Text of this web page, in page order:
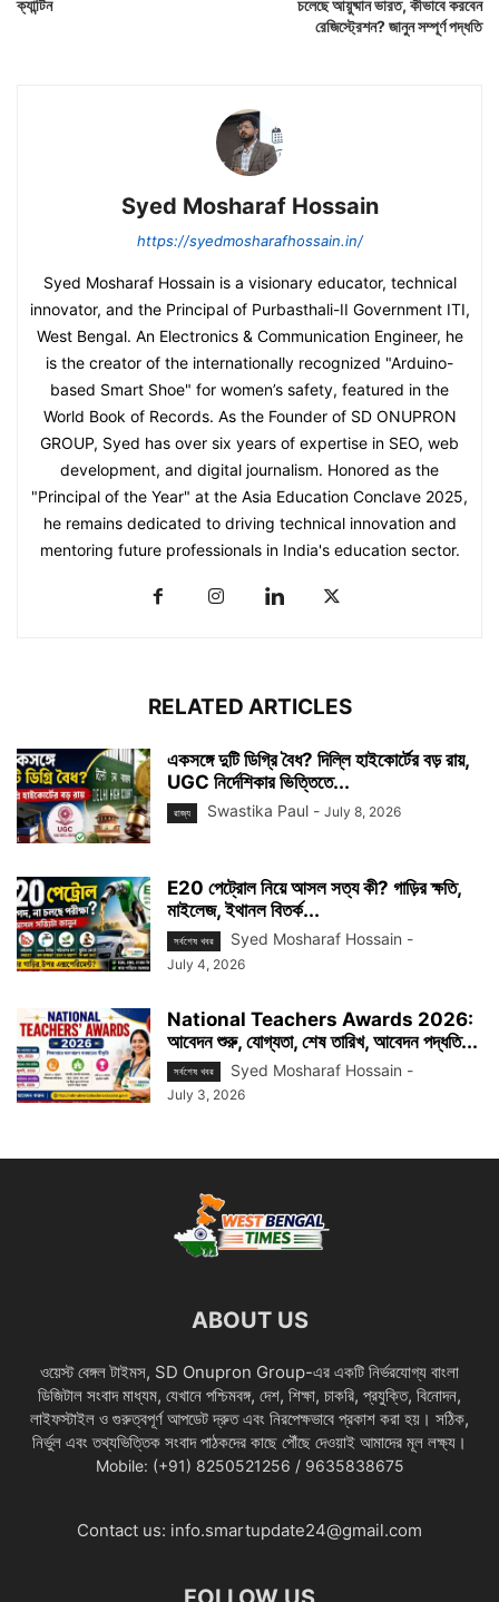
ক্যান্টিন
চলেছে আয়ুষ্মান ভারত, কীভাবে করবেন
রেজিস্ট্রেশন? জানুন সম্পূর্ণ পদ্ধতি
Syed Mosharaf Hossain
https://syedmosharafhossain.in/
Syed Mosharaf Hossain is a visionary educator, technical
innovator, and the Principal of Purbasthali-II Government ITI,
West Bengal. An Electronics & Communication Engineer, he
is the creator of the internationally recognized "Arduino-
based Smart Shoe" for women’s safety, featured in the
World Book of Records. As the Founder of SD ONUPRON
GROUP, Syed has over six years of expertise in SEO, web
development, and digital journalism. Honored as the
"Principal of the Year" at the Asia Education Conclave 2025,
he remains dedicated to driving technical innovation and
mentoring future professionals in India's education sector.
RELATED ARTICLES
একসঙ্গে দুটি ডিগ্রি বৈধ? দিল্লি হাইকোর্টের বড় রায়,
UGC নির্দেশিকার ভিত্তিতে...
রাজ্য Swastika Paul - July 8, 2026
E20 পেট্রোল নিয়ে আসল সত্য কী? গাড়ির ক্ষতি,
মাইলেজ, ইথানল বিতর্ক...
সর্বশেষ খবর Syed Mosharaf Hossain -
July 4, 2026
National Teachers Awards 2026:
আবেদন শুরু, যোগ্যতা, শেষ তারিখ, আবেদন পদ্ধতি...
সর্বশেষ খবর Syed Mosharaf Hossain -
July 3, 2026
ABOUT US
ওয়েস্ট বেঙ্গল টাইমস, SD Onupron Group-এর একটি নির্ভরযোগ্য বাংলা
ডিজিটাল সংবাদ মাধ্যম, যেখানে পশ্চিমবঙ্গ, দেশ, শিক্ষা, চাকরি, প্রযুক্তি, বিনোদন,
লাইফস্টাইল ও গুরুত্বপূর্ণ আপডেট দ্রুত এবং নিরপেক্ষভাবে প্রকাশ করা হয়। সঠিক,
নির্ভুল এবং তথ্যভিত্তিক সংবাদ পাঠকদের কাছে পৌঁছে দেওয়াই আমাদের মূল লক্ষ্য।
Mobile: (+91) 8250521256 / 9635838675
Contact us: info.smartupdate24@gmail.com